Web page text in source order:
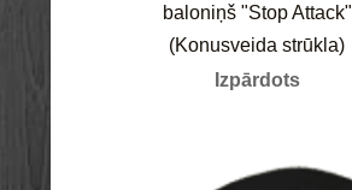
baloniņš "Stop Attack"
(Konusveida strūkla)
Izpārdots